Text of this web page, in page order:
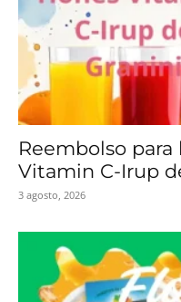
Reembolso para
Vitamin C-Irup
3 agosto, 2026